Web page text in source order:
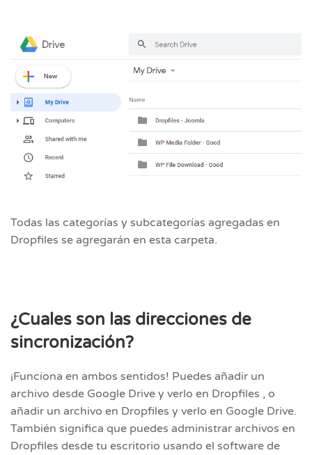
Todas las categorías y subcategorías agregadas en
Dropfiles se agregarán en esta carpeta.
¿Cuales son las direcciones de
sincronización?
¡Funciona en ambos sentidos! Puedes añadir un
archivo desde Google Drive y verlo en Dropfiles , o
añadir un archivo en Dropfiles y verlo en Google Drive.
También significa que puedes administrar archivos en
Dropfiles desde tu escritorio usando el software de